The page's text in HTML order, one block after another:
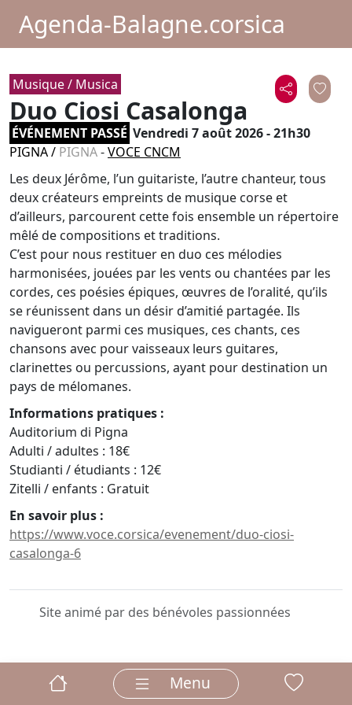
Agenda-Balagne.corsica
Musique / Musica
Duo Ciosi Casalonga
ÉVÉNEMENT PASSÉ Vendredi 7 août 2026 - 21h30
PIGNA/ PIGNA-VOCE CNCM
Les deux Jérôme, l’un guitariste, l’autre chanteur, tous
deux créateurs empreints de musique corse et
d’ailleurs, parcourent cette fois ensemble un répertoire
mêlé de compositions et traditions.
C’est pour nous restituer en duo ces mélodies
harmonisées, jouées par les vents ou chantées par les
cordes, ces poésies épiques, œuvres de l’oralité, qu’ils
se réunissent dans un désir d’amitié partagée. Ils
navigueront parmi ces musiques, ces chants, ces
chansons avec pour vaisseaux leurs guitares,
clarinettes ou percussions, ayant pour destination un
pays de mélomanes.
Informations pratiques :
Auditorium di Pigna
Adulti / adultes : 18€
Studianti / étudiants : 12€
Zitelli / enfants : Gratuit
En savoir plus :
https://www.voce.corsica/evenement/duo-ciosi-
casalonga-6
Site animé par des bénévoles passionnées
Menu